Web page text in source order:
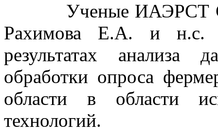
Ученые ИАЭРСТ
Рахимова Е.А. и н.с.
результатах
обработки опроса
области в области
технологий.